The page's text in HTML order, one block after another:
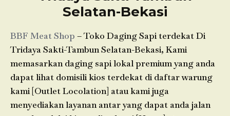
Selatan-Bekasi
BBF Meat Shop – Toko Daging Sapi terdekat Di
Tridaya Sakti-Tambun Selatan-Bekasi, Kami
memasarkan daging sapi lokal premium yang anda
dapat lihat domisili kios terdekat di daftar warung
kami [Outlet Locolation] atau kami juga
menyediakan layanan antar yang dapat anda jalan